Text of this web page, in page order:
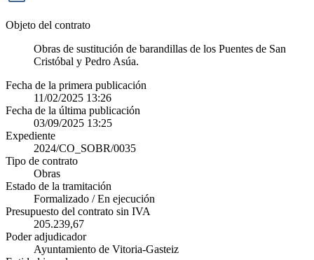
Objeto del contrato
Obras de sustitución de barandillas de los Puentes de San
Cristóbal y Pedro Asúa.
Fecha de la primera publicación
11/02/2025 13:26
Fecha de la última publicación
03/09/2025 13:25
Expediente
2024/CO_SOBR/0035
Tipo de contrato
Obras
Estado de la tramitación
Formalizado / En ejecución
Presupuesto del contrato sin IVA
205.239,67
Poder adjudicador
Ayuntamiento de Vitoria-Gasteiz